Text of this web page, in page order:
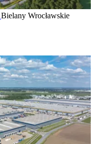
Bielany Wrocławskie